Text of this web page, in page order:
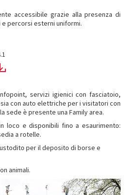
accessibile grazie alla presenza di
percorsi esterni uniformi.
servizi igienici con fasciatoio,
con auto elettriche per i visitatori con
sede è presente una Family area.
loco e disponibili fino a esaurimento:
a rotelle.
per il deposito di borse e
animali.